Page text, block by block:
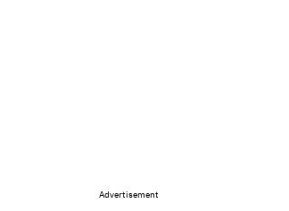
Advertisement